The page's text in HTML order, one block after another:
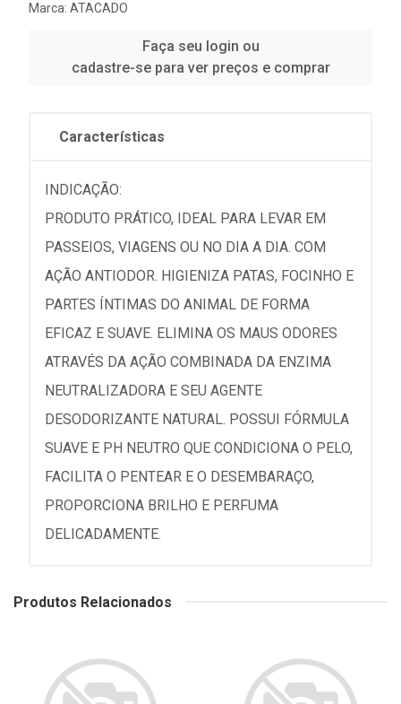
Marca: ATACADO
Faça seu login ou
cadastre-se para ver preços e comprar
Características
INDICAÇÃO:
PRODUTO PRÁTICO, IDEAL PARA LEVAR EM
PASSEIOS, VIAGENS OU NO DIA A DIA. COM
AÇÃO ANTIODOR. HIGIENIZA PATAS, FOCINHO E
PARTES ÍNTIMAS DO ANIMAL DE FORMA
EFICAZ E SUAVE. ELIMINA OS MAUS ODORES
ATRAVÉS DA AÇÃO COMBINADA DA ENZIMA
NEUTRALIZADORA E SEU AGENTE
DESODORIZANTE NATURAL. POSSUI FÓRMULA
SUAVE E PH NEUTRO QUE CONDICIONA O PELO,
FACILITA O PENTEAR E O DESEMBARAÇO,
PROPORCIONA BRILHO E PERFUMA
DELICADAMENTE.
Produtos Relacionados